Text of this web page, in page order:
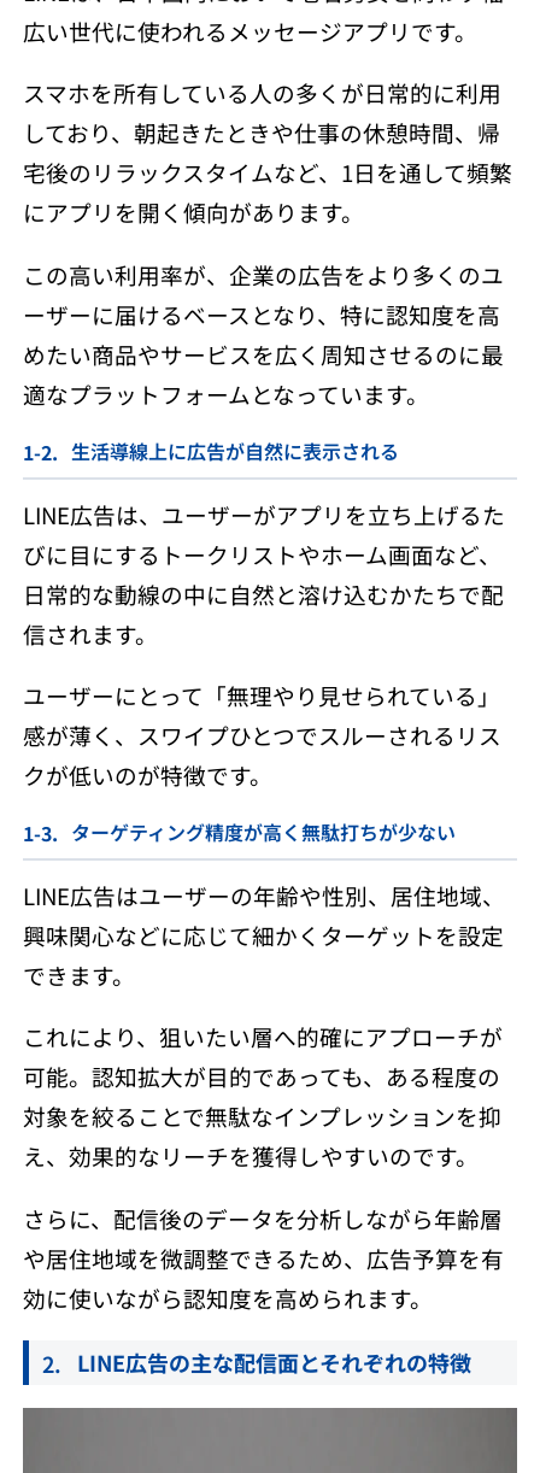
広い世代に使われるメッセージアプリです。
スマホを所有している人の多くが日常的に利用
しており、朝起きたときや仕事の休憩時間、帰
宅後のリラックスタイムなど、1日を通して頻繁
にアプリを開く傾向があります。
この高い利用率が、企業の広告をより多くのユ
ーザーに届けるベースとなり、特に認知度を高
めたい商品やサービスを広く周知させるのに最
適なプラットフォームとなっています。
生活導線上に広告が自然に表示される
LINE広告は、ユーザーがアプリを立ち上げるた
びに目にするトークリストやホーム画面など、
日常的な動線の中に自然と溶け込むかたちで配
信されます。
ユーザーにとって「無理やり見せられている」
感が薄く、スワイプひとつでスルーされるリス
クが低いのが特徴です。
ターゲティング精度が高く無駄打ちが少ない
LINE広告はユーザーの年齢や性別、居住地域、
興味関心などに応じて細かくターゲットを設定
できます。
これにより、狙いたい層へ的確にアプローチが
可能。認知拡大が目的であっても、ある程度の
対象を絞ることで無駄なインプレッションを抑
え、効果的なリーチを獲得しやすいのです。
さらに、配信後のデータを分析しながら年齢層
や居住地域を微調整できるため、広告予算を有
効に使いながら認知度を高められます。
LINE広告の主な配信面とそれぞれの特徴